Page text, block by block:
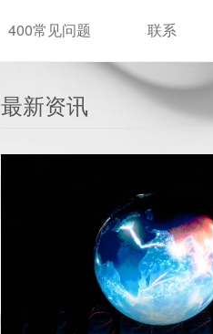
400常见问题 联系
最新资讯